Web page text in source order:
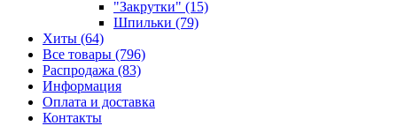
"Закрутки" (15)
Шпильки (79)
Хиты (64)
Все товары (796)
Распродажа (83)
Информация
Оплата и доставка
Контакты